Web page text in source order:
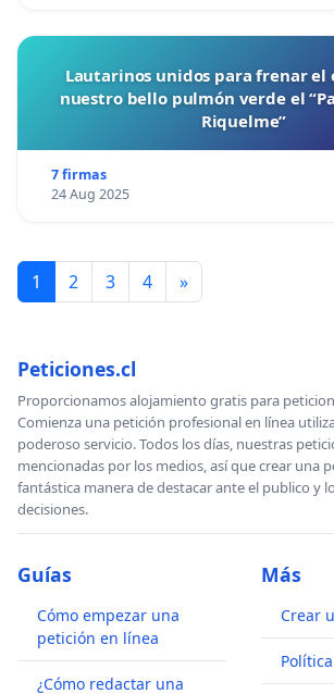
Lautarinos unidos para frenar el
nuestro bello pulmón verde el
Riquelme”
7 firmas
24 Aug 2025
1 2 3 4 »
Peticiones.cl
Proporcionamos alojamiento gratis para
Comienza una petición profesional en línea
poderoso servicio. Todos los días, nuestras
mencionadas por los medios, así que crear una
fantástica manera de destacar ante el publico y
decisiones.
Guías
Cómo empezar una
petición en línea
¿Cómo redactar una
Más
Crear